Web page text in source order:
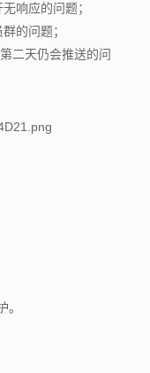
响应的问题；
的问题；
二天仍会推送的问
。